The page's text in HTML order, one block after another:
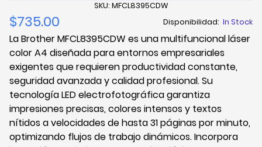
SKU: MFCL8395CDW
$735.00 Disponibilidad: In Stock
La Brother MFCL8395CDW es una multifuncional láser
color A4 diseñada para entornos empresariales
exigentes que requieren productividad constante,
seguridad avanzada y calidad profesional. Su
tecnología LED electrofotográfica garantiza
impresiones precisas, colores intensos y textos
nítidos a velocidades de hasta 31 páginas por minuto,
optimizando flujos de trabajo dinámicos. Incorpora